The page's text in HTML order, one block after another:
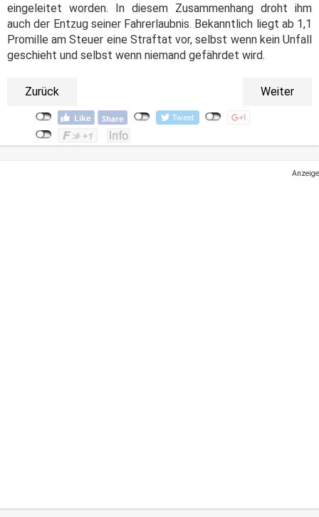
eingeleitet worden. In diesem Zusammenhang droht ihm
auch der Entzug seiner Fahrerlaubnis. Bekanntlich liegt ab 1,1
Promille am Steuer eine Straftat vor, selbst wenn kein Unfall
geschieht und selbst wenn niemand gefährdet wird.
Zurück Weiter
Anzeige